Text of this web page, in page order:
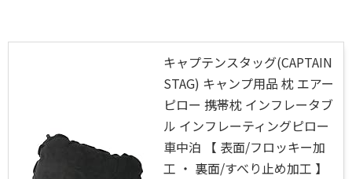
キャプテンスタッグ(CAPTAIN
STAG) キャンプ用品 枕 エアー
ピロー 携帯枕 インフレータブ
ル インフレーティングピロー
車中泊 【 表面/フロッキー加
工 ・ 裏面/すべり止め加工 】